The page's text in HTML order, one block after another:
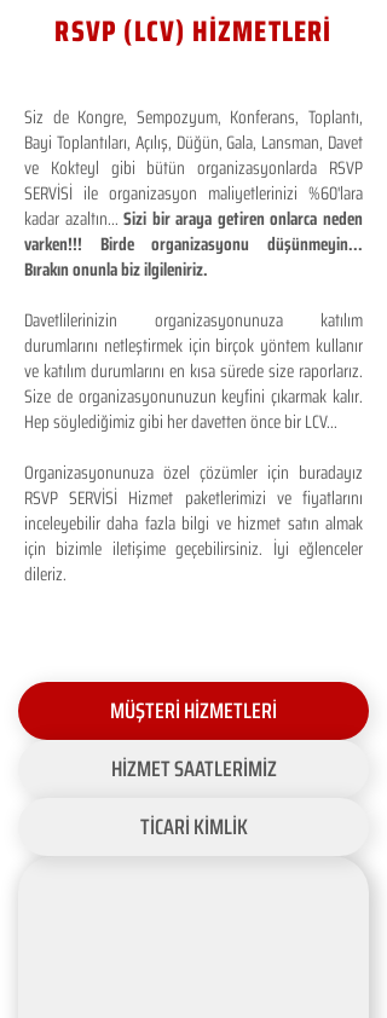
RSVP (LCV) HİZMETLERİ
Siz de Kongre, Sempozyum, Konferans, Toplantı,
Bayi Toplantıları, Açılış, Düğün, Gala, Lansman, Davet
ve Kokteyl gibi bütün organizasyonlarda RSVP
SERVİSİ ile organizasyon maliyetlerinizi %60'lara
kadar azaltın...Sizi bir araya getiren onlarca neden
varken!!! Birde organizasyonu düşünmeyin...
Bırakın onunla biz ilgileniriz.
Davetlilerinizin organizasyonunuza katılım
durumlarını netleştirmek için birçok yöntem kullanır
ve katılım durumlarını en kısa sürede size raporlarız.
Size de organizasyonunuzun keyfini çıkarmak kalır.
Hep söylediğimiz gibi her davetten önce bir LCV...
Organizasyonunuza özel çözümler için buradayız
RSVP SERVİSİ Hizmet paketlerimizi ve fiyatlarını
inceleyebilir daha fazla bilgi ve hizmet satın almak
için bizimle iletişime geçebilirsiniz. İyi eğlenceler
dileriz.
MÜŞTERİ HİZMETLERİ
HİZMET SAATLERİMİZ
TİCARİ KİMLİK